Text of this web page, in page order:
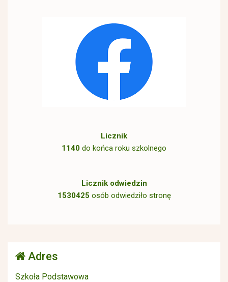
Licznik
1140 do końca roku szkolnego
Licznik odwiedzin
1530425 osób odwiedziło stronę
Adres
Szkoła Podstawowa